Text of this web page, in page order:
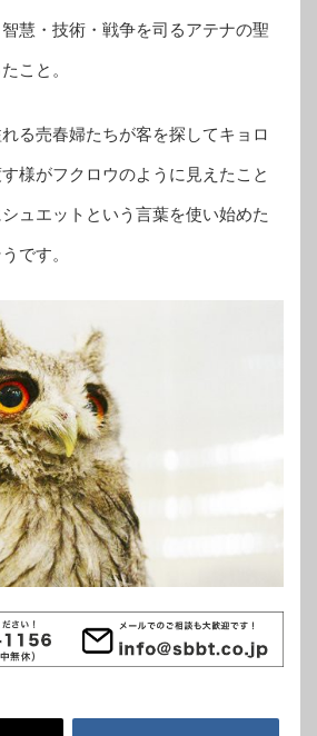
慧・技術・戦争を司るアテナの聖
こと。
る売春婦たちが客を探してキョロ
様がフクロウのように見えたこと
ュエットという言葉を使い始めた
です。